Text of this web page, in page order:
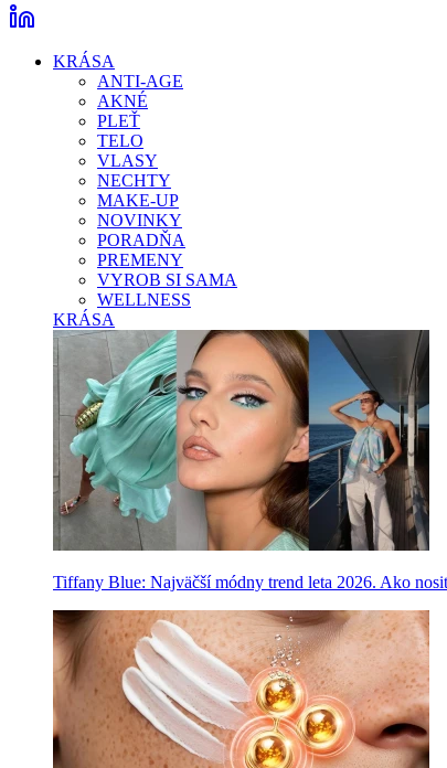
KRÁSA
ANTI-AGE
AKNÉ
PLEŤ
TELO
VLASY
NECHTY
MAKE-UP
NOVINKY
PORADŇA
PREMENY
VYROB SI SAMA
WELLNESS
KRÁSA
Tiffany Blue: Najväčší módny trend leta 2026. Ako